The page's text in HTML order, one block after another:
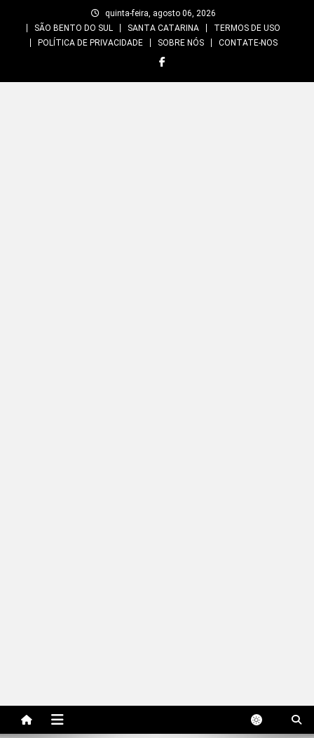
quinta-feira, agosto 06, 2026
SÃO BENTO DO SUL
SANTA CATARINA
TERMOS DE USO
POLÍTICA DE PRIVACIDADE
SOBRE NÓS CONTATE-NOS